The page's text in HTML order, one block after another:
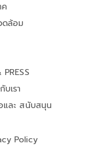
ล้อม
PRESS
บเรา
ละ สนับสนุน
Policy